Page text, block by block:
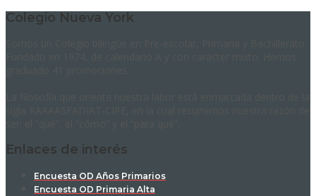
Colegio Nueva York
Enlaces de interés
Encuesta OD Años Primarios
Encuesta OD Primaria Alta